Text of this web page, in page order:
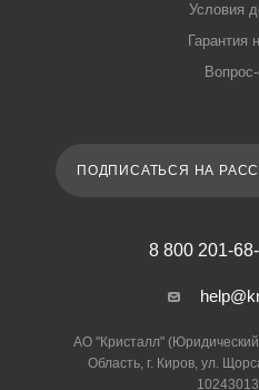
Условия
Гарантия
ПОДПИСАТЬСЯ НА
8 800 201-
АО "Кристалл"
Область, г. Киров, ул.